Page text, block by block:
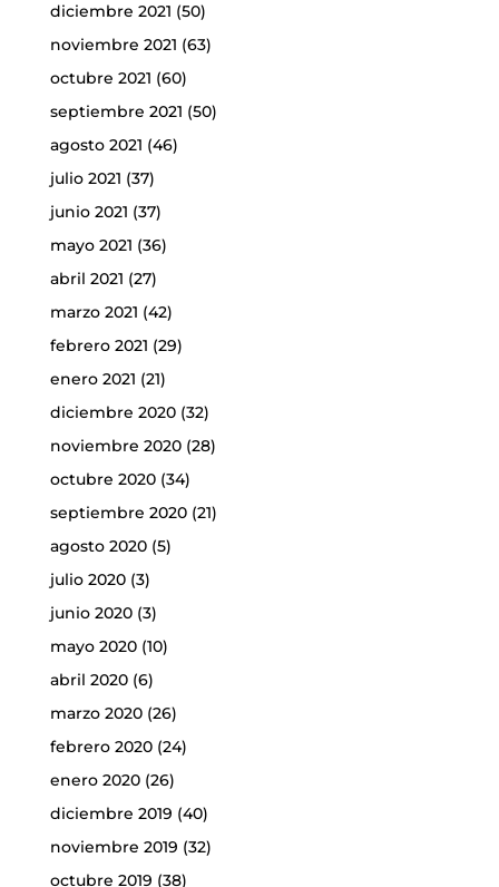
diciembre 2021 (50)
noviembre 2021 (63)
octubre 2021 (60)
septiembre 2021 (50)
agosto 2021 (46)
julio 2021 (37)
junio 2021 (37)
mayo 2021 (36)
abril 2021 (27)
marzo 2021 (42)
febrero 2021 (29)
enero 2021 (21)
diciembre 2020(32)
noviembre 2020(28)
octubre 2020(34)
septiembre 2020(21)
agosto 2020(5)
julio 2020(3)
junio 2020(3)
mayo 2020(10)
abril 2020(6)
marzo 2020(26)
febrero 2020(24)
enero 2020(26)
diciembre 2019 (40)
noviembre 2019 (32)
octubre 2019 (38)